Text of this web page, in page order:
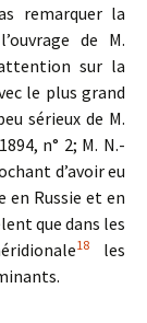
remarquer la
de M.
sur la
le plus grand
sérieux de M.
n° 2; M. N.-
d’avoir eu
en Russie et en
que dans les
18
les